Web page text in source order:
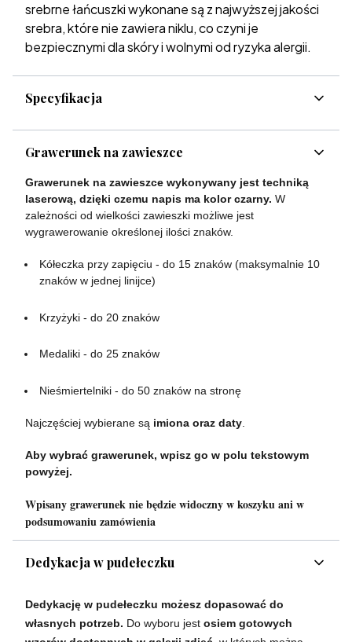
srebrne łańcuszki wykonane są z najwyższej jakości
srebra, które nie zawiera niklu, co czyni je
bezpiecznymi dla skóry i wolnymi od ryzyka alergii.
Specyfikacja
Grawerunek na zawieszce
Grawerunek na zawieszce wykonywany jest techniką
laserową, dzięki czemu napis ma kolor czarny. W
zależności od wielkości zawieszki możliwe jest
wygrawerowanie określonej ilości znaków.
Kółeczka przy zapięciu - do 15 znaków (maksymalnie 10
znaków w jednej linijce)
Krzyżyki - do 20 znaków
Medaliki - do 25 znaków
Nieśmiertelniki - do 50 znaków na stronę
Najczęściej wybierane są imiona oraz daty
Aby wybrać grawerunek, wpisz go w polu tekstowym
powyżej.
Wpisany grawerunek nie będzie widoczny w koszyku ani w
podsumowaniu zamówienia
Dedykacja w pudełeczku
Dedykację w pudełeczku możesz dopasować do
własnych potrzeb. Do wyboru jest osiem gotowych